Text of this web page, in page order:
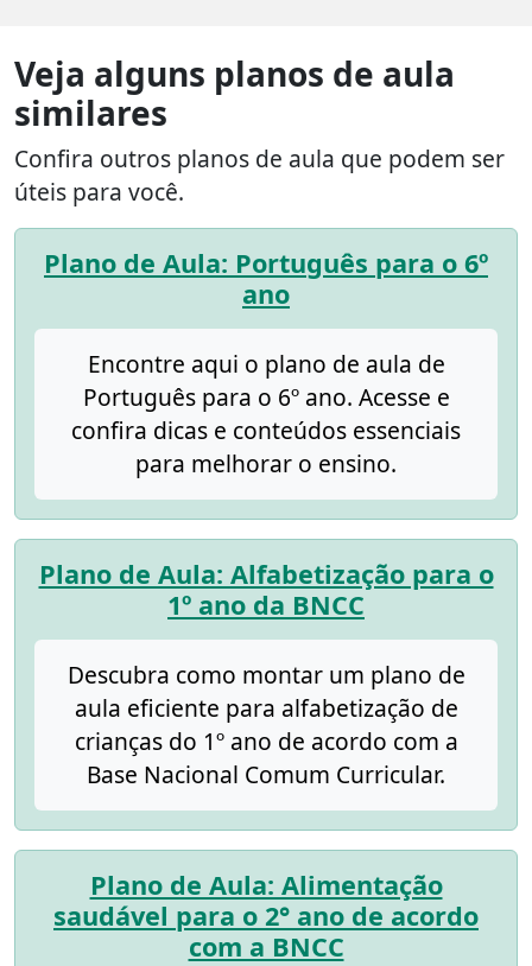
Veja alguns planos de aula
similares
Confira outros planos de aula que podem ser
úteis para você.
Plano de Aula: Português para o 6º
ano
Encontre aqui o plano de aula de
Português para o 6º ano. Acesse e
confira dicas e conteúdos essenciais
para melhorar o ensino.
Plano de Aula: Alfabetização para o
1º ano da BNCC
Descubra como montar um plano de
aula eficiente para alfabetização de
crianças do 1º ano de acordo com a
Base Nacional Comum Curricular.
Plano de Aula: Alimentação
saudável para o 2° ano de acordo
com a BNCC